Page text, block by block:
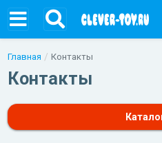
Главная Контакты
Контакты